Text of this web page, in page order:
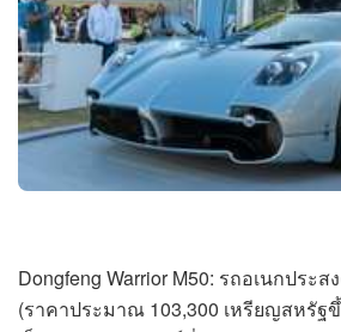
Dongfeng Warrior M50: รถอเนกประ
(ราคาประมาณ 103,300 เหรียญสหรัฐขึ้